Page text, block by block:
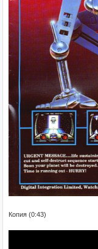
Копия (0:43)